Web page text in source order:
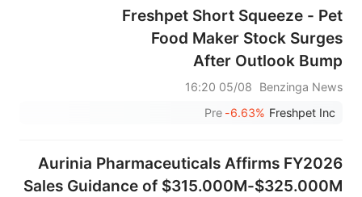
Freshpet Short Squeeze - Pet
Food Maker Stock Surges
After Outlook Bump
Benzinga News
05/08 16:20
Freshpet Inc
-6.63%
Pre
Aurinia Pharmaceuticals Affirms FY2026
Sales Guidance of $315.000M-$325.000M